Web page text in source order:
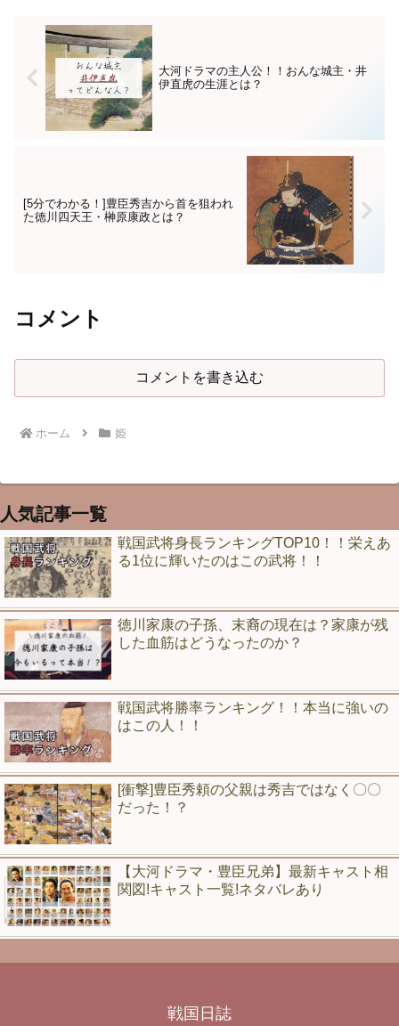
大河ドラマの主人公！！おんな城主・井
伊直虎の生涯とは？
[5分でわかる！]豊臣秀吉から首を狙われ
た徳川四天王・榊原康政とは？
コメント
コメントを書き込む
ホーム 姫
人気記事一覧
戦国武将身長ランキングTOP10！！栄えあ
る1位に輝いたのはこの武将！！
徳川家康の子孫、末裔の現在は？家康が残
した血筋はどうなったのか？
戦国武将勝率ランキング！！本当に強いの
はこの人！！
[衝撃]豊臣秀頼の父親は秀吉ではなく〇〇
だった！？
【大河ドラマ・豊臣兄弟】最新キャスト相
関図!キャスト一覧!ネタバレあり
戦国日誌